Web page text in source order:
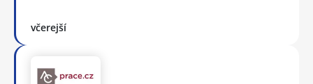
včerejší